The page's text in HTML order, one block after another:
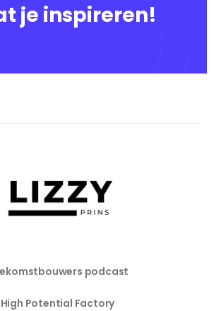
je inspireren!
podcast
High Potential Factory